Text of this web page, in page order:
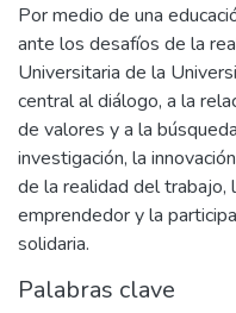
Por medio de una
ante los desafíos de la
Universitaria de la
central al diálogo, a la
de valores y a la
investigación, la
de la realidad del trabajo,
emprendedor y la
solidaria.
Palabras clave